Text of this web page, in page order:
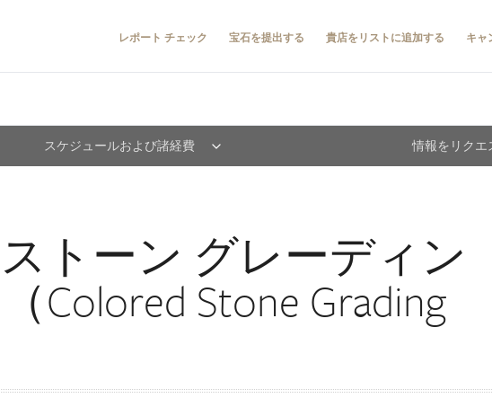
レポート チェック 宝石を提出する 貴店をリストに追加する キャ
スケジュールおよび諸経費 情報をリクエ
トーン グレーディン
Colored Stone Grading